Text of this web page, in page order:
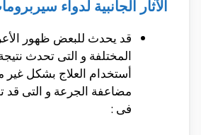
الآثار الجانبية لدواء
قد يحدث للبعض ظهور
المختلفة و التى تحدث
أستخدام العلاج بشكل غير
مضاعفة الجرعة و التى قد
فى :